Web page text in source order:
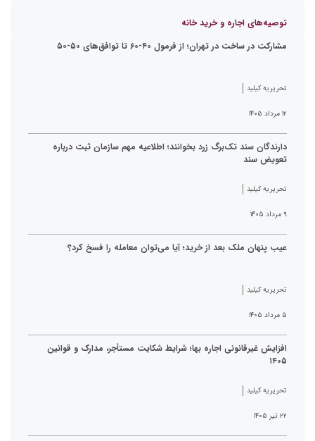
توصیه‌های اجاره و خرید خانه
مشارکت در ساخت در تهران؛ از فرمول ۴۰-۶۰ تا توافق‌های ۵۰-۵۰
تحریریه کیلید
۱۲ مرداد ۱۴۰۵
دارندگان سند تک‌برگ زرد بخوانند؛ اطلاعیه مهم سازمان ثبت درباره
تعویض سند
تحریریه کیلید
۹ مرداد ۱۴۰۵
عیب پنهان ملک بعد از خرید؛ آیا می‌توان معامله را فسخ کرد؟
تحریریه کیلید
۵ مرداد ۱۴۰۵
افزایش غیرقانونی اجاره بها؛ شرایط شکایت مستأجر، مدارک و قوانین
۱۴۰۵
تحریریه کیلید
۲۲ تیر ۱۴۰۵